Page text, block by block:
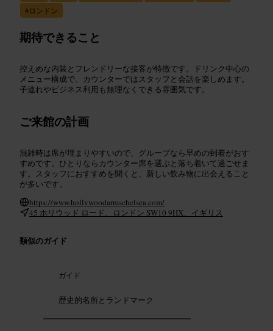
#ロンドン
期待できること
控えめな内装とフレンドリーな接客が特徴です。ドリンク中心の
メニュー構成で、カウンターではスタッフと会話を楽しめます。
子連れやビジネス利用も無理なくできる雰囲気です。
ご来館の計画
混雑時は席が埋まりやすいので、グループなら早めの到着がおす
すめです。ひとりならカウンター席を選ぶと落ち着いて過ごせま
す。スタッフにおすすめを聞くと、新しい飲み物に出会えること
が多いです。
https://www.hollywoodarmschelsea.com/
45 ホリウッド ロード、ロンドン SW10 9HX、イギリス
類似のガイド
ガイド
歴史的名所とランドマーク